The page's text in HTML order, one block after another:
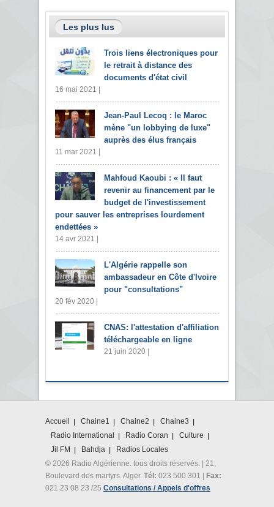
Les plus lus
Trois liens électroniques pour
le retrait à distance des
documents d'état civil
16 mai 2021 |
Jean-Paul Lecoq : le Maroc
mène "un lobbying de luxe"
auprès des élus français
11 mar 2021 |
Mahfoud Kaoubi : « Il faut
revenir au financement par le
budget de l'investissement
pour sauver les entreprises lourdement
endettées »
14 avr 2021 |
L'Algérie rappelle son
ambassadeur en Côte d'Ivoire
pour "consultations"
20 fév 2020 |
CNAS: l'attestation d'affiliation
téléchargeable en ligne
21 juin 2020 |
Accueil Chaine1 Chaine2
Chaine3
Radio International
Radio Coran
Culture
Jil FM
Bahdja
Radios Locales
© 2026 Radio Algérienne. tous droits réservés. | 21,
Boulevard des martyrs. Alger. Tél: 023 500 301 |
Fax:
021 23 08 23 /25 Consultations / Appels d'offres